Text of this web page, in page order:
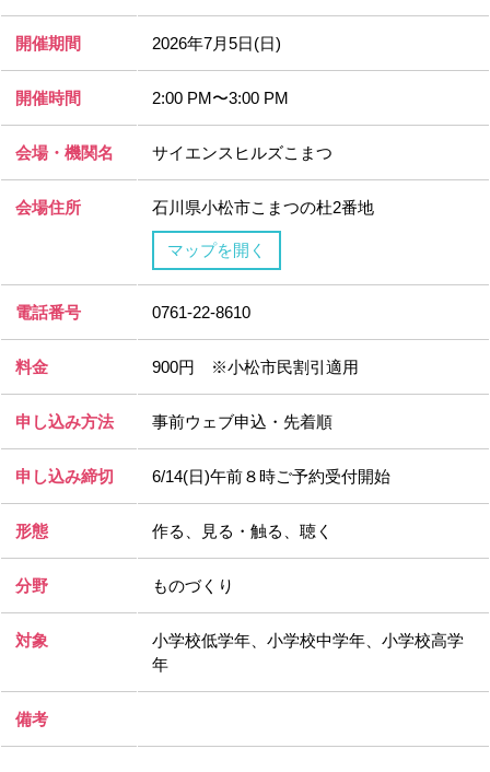
開催期間 2026年7月5日(日)
開催時間 2:00 PM〜3:00 PM
会場・機関名 サイエンスヒルズこまつ
会場住所 石川県小松市こまつの杜2番地
マップを開く
電話番号 0761-22-8610
料金 900円 ※小松市民割引適用
申し込み方法 事前ウェブ申込・先着順
申し込み締切 6/14(日)午前８時ご予約受付開始
形態 作る、見る・触る、聴く
分野 ものづくり
対象
小学校低学年、小学校中学年、小学校高学
年
備考